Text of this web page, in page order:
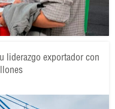
liderazgo exportador con